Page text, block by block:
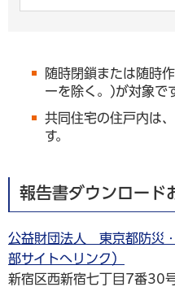
随時閉鎖または随時
ーを除く。)が対象です
共同住宅の住戸内は
す。
報告書ダウンロード
公益財団法人 東京都防災
部サイトへリンク）
新宿区西新宿七丁目7番